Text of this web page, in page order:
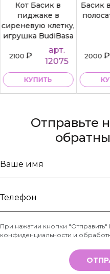
Кот Басик в
пиджаке в
сиреневую клетку,
игрушка BudiBasa
2100₽
арт.
12075
КУПИТЬ
Басик
2000₽
Отправьте
Ваше
Телефон
*
При нажатии кнопки "Отправить"
конфиденциальности и